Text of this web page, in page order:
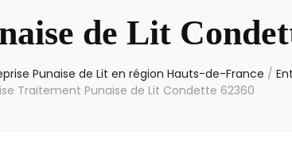
de Lit
Punaise de Lit en région Hauts-de-France /
Traitement Punaise de Lit Condette 62360